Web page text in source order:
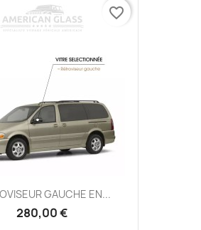
GAUCHE EN...
280,00 €
favorite_border